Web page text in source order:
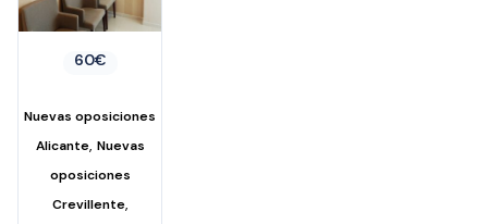
60€
Nuevas oposiciones
Alicante, Nuevas
oposiciones
Crevillente,